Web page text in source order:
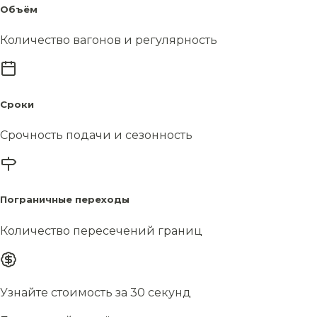
Объём
Количество вагонов и регулярность
Сроки
Срочность подачи и сезонность
Пограничные переходы
Количество пересечений границ
Узнайте стоимость за 30 секунд